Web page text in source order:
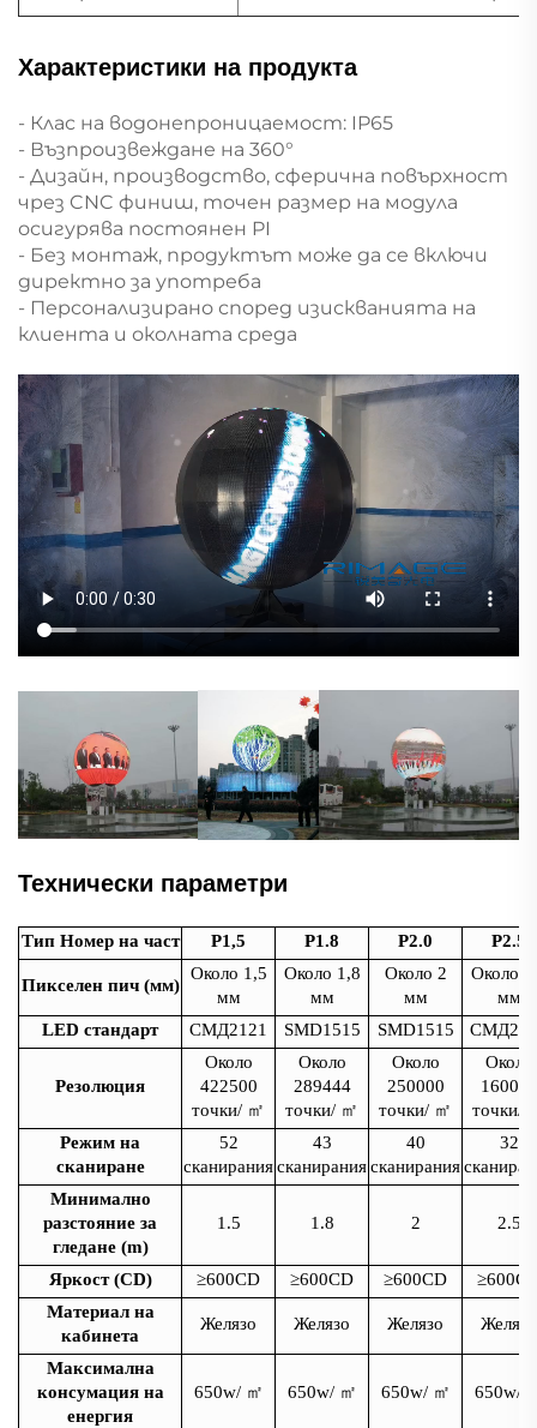
Характеристики на продукта
- Клас на водонепроницаемост: IP65
- Възпроизвеждане на 360°
- Дизайн, производство, сферична повърхност
чрез CNC финиш, точен размер на модула
осигурява постоянен PI
- Без монтаж, продуктът може да се включи
директно за употреба
- Персонализирано според изискванията на
клиента и околната среда
Технически параметри
Тип Номер на част P1,5 P1.8 P2.0 P2.5
Пикселен пич (мм)
Около 1,5
мм
Около 1,8
мм
Около 2
мм
Около
мм
LED стандарт
СМД2121 SMD1515 SMD1515
Резолюция
Около
422500
точки/ ㎡
Около
289444
точки/ ㎡
Около
250000
точки/ ㎡
Около
160000
точки/
Режим на
сканиране
52
сканирания
43
сканирания
40
сканирания
32
Минимално
разстояние за
гледане (m)
1.5 1.8 2 2.5
Яркост (CD) ≥600CD ≥600CD ≥600CD
Материал на
кабинета
Желязо Желязо Желязо Желязо
Максимална
консумация на
енергия
650w/ ㎡ 650w/ ㎡ 650w/ ㎡ 650w/